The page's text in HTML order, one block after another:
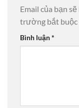
Email của bạn
trường bắt buộc
Bình luận*